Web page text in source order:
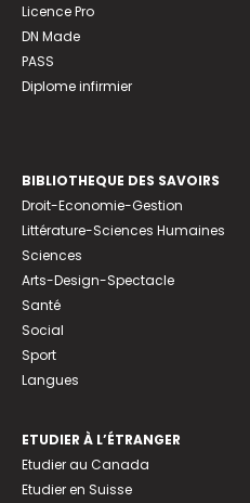
Licence Pro
DN Made
PASS
Diplome infirmier
BIBLIOTHEQUE DES SAVOIRS
Droit-Economie-Gestion
Littérature-Sciences Humaines
Sciences
Arts-Design-Spectacle
Santé
Social
Sport
Langues
ETUDIER À L’ÉTRANGER
Etudier au Canada
Etudier en Suisse